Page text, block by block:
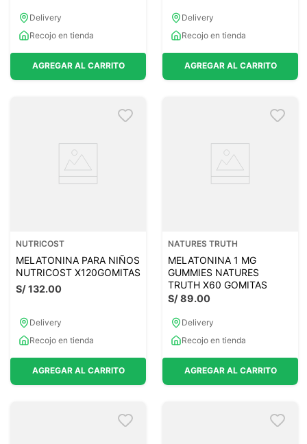
Delivery
Recojo en tienda
AGREGAR AL CARRITO
Delivery
Recojo en tienda
AGREGAR AL CARRITO
NUTRICOST
MELATONINA PARA NIÑOS
NUTRICOST X120GOMITAS
S/132.00
Delivery
Recojo en tienda
AGREGAR AL CARRITO
NATURES TRUTH
MELATONINA 1 MG
GUMMIES NATURES
TRUTH X60 GOMITAS
S/89.00
Delivery
Recojo en tienda
AGREGAR AL CARRITO